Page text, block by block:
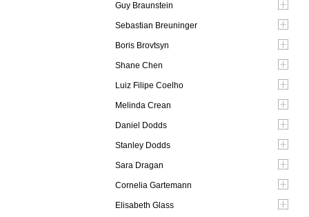
Guy Braunstein
Sebastian Breuninger
Boris Brovtsyn
Shane Chen
Luiz Filipe Coelho
Melinda Crean
Daniel Dodds
Stanley Dodds
Sara Dragan
Cornelia Gartemann
Elisabeth Glass